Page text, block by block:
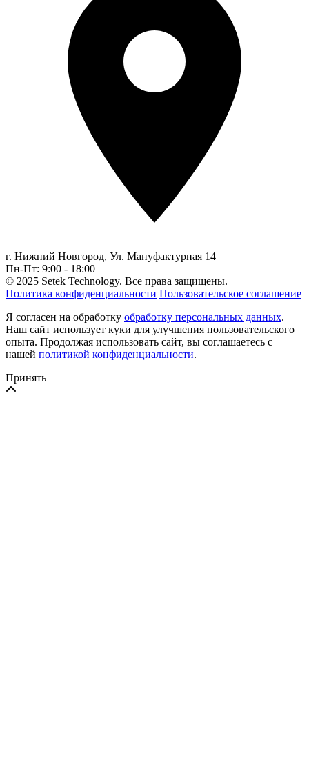
г. Нижний Новгород, Ул. Мануфактурная 14
Пн-Пт: 9:00 - 18:00
© 2025 Setek Technology. Все права защищены.
Политика конфиденциальности Пользовательское соглашение
Я согласен на обработку обработку персональных данных.
Наш сайт использует куки для улучшения пользовательского
опыта. Продолжая использовать сайт, вы соглашаетесь с
нашей политикой конфиденциальности.
Принять